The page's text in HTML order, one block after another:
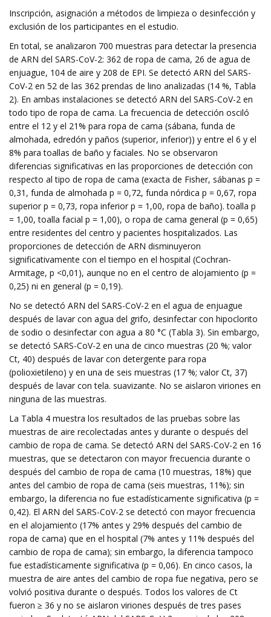
Inscripción, asignación a métodos de limpieza o desinfección y
exclusión de los participantes en el estudio.
En total, se analizaron 700 muestras para detectar la presencia
de ARN del SARS-CoV-2: 362 de ropa de cama, 26 de agua de
enjuague, 104 de aire y 208 de EPI. Se detectó ARN del SARS-
CoV-2 en 52 de las 362 prendas de lino analizadas (14 %, Tabla
2). En ambas instalaciones se detectó ARN del SARS-CoV-2 en
todo tipo de ropa de cama. La frecuencia de detección osciló
entre el 12 y el 21% para ropa de cama (sábana, funda de
almohada, edredón y paños (superior, inferior)) y entre el 6 y el
8% para toallas de baño y faciales. No se observaron
diferencias significativas en las proporciones de detección con
respecto al tipo de ropa de cama (exacta de Fisher, sábanas p =
0,31, funda de almohada p = 0,72, funda nórdica p = 0,67, ropa
superior p = 0,73, ropa inferior p = 1,00, ropa de baño). toalla p
= 1,00, toalla facial p = 1,00), o ropa de cama general (p = 0,65)
entre residentes del centro y pacientes hospitalizados. Las
proporciones de detección de ARN disminuyeron
significativamente con el tiempo en el hospital (Cochran-
Armitage, p <0,01), aunque no en el centro de alojamiento (p =
0,25) ni en general (p = 0,19).
No se detectó ARN del SARS-CoV-2 en el agua de enjuague
después de lavar con agua del grifo, desinfectar con hipoclorito
de sodio o desinfectar con agua a 80 °C (Tabla 3). Sin embargo,
se detectó SARS-CoV-2 en una de cinco muestras (20 %; valor
Ct, 40) después de lavar con detergente para ropa
(polioxietileno) y en una de seis muestras (17 %; valor Ct, 37)
después de lavar con tela. suavizante. No se aislaron viriones en
ninguna de las muestras.
La Tabla 4 muestra los resultados de las pruebas sobre las
muestras de aire recolectadas antes y durante o después del
cambio de ropa de cama. Se detectó ARN del SARS-CoV-2 en 16
muestras, que se detectaron con mayor frecuencia durante o
después del cambio de ropa de cama (10 muestras, 18%) que
antes del cambio de ropa de cama (seis muestras, 11%); sin
embargo, la diferencia no fue estadísticamente significativa (p =
0,42). El ARN del SARS-CoV-2 se detectó con mayor frecuencia
en el alojamiento (17% antes y 29% después del cambio de
ropa de cama) que en el hospital (7% antes y 11% después del
cambio de ropa de cama); sin embargo, la diferencia tampoco
fue estadísticamente significativa (p = 0,06). En cinco casos, la
muestra de aire antes del cambio de ropa fue negativa, pero se
volvió positiva durante o después. Todos los valores de Ct
fueron ≥ 36 y no se aislaron viriones después de tres pases